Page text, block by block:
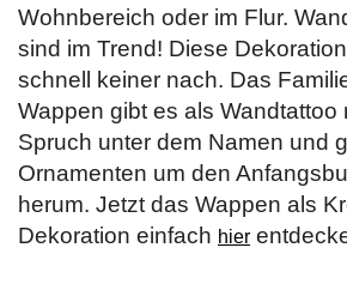
Wohnbereich oder im Flur.
sind im Trend! Diese
schnell keiner nach. Das
Wappen gibt es als Wandtattoo
Spruch unter dem Namen und
Ornamenten um den
herum. Jetzt das Wappen als
Dekoration einfach hier